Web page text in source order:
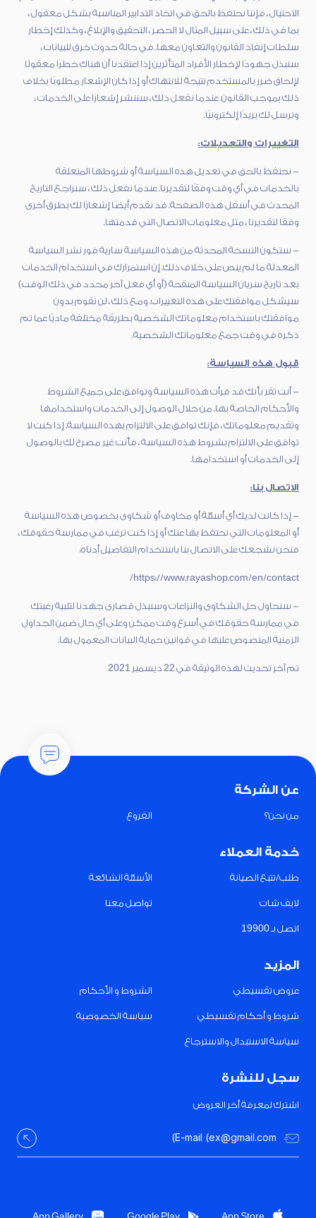
الاحتيال ، فإننا نحتفظ بالحق في اتخاذ التدابير المناسبة بشكل معقول ،
بما في ذلك ، على سبيل المثال لا الحصر ، التحقيق والإبلاغ ، وكذلك إخطار
سلطات إنفاذ القانون والتعاون معها. في حالة حدوث خرق للبيانات ،
سنبذل جهودًا لإخطار الأفراد المتأثرين إذا اعتقدنا أن هناك خطرًا معقولًا
لإلحاق ضرر بالمستخدم نتيجة للانتهاك أو إذا كان الإشعار مطلوبًا بخلاف
ذلك بموجب القانون. عندما نفعل ذلك ، سننشر إشعارًا على الخدمات ،
ونرسل لك بريدًا إلكترونيًا.
التغييرات والتعديلات:
- نحتفظ بالحق في تعديل هذه السياسة أو شروطها المتعلقة
بالخدمات في أي وقت وفقًا لتقديرنا. عندما نفعل ذلك ، سنراجع التاريخ
المحدث في أسفل هذه الصفحة. قد نقدم أيضًا إشعارًا لك بطرق أخرى
وفقًا لتقديرنا ، مثل معلومات الاتصال التي قدمتها.
- ستكون النسخة المحدثة من هذه السياسة سارية فور نشر السياسة
المعدلة ما لم ينص على خلاف ذلك. إن استمرارك في استخدام الخدمات
بعد تاريخ سريان السياسة المنقحة (أو أي فعل آخر محدد في ذلك الوقت)
سيشكل موافقتك على هذه التغييرات. ومع ذلك ، لن نقوم بدون
موافقتك باستخدام معلوماتك الشخصية بطريقة مختلفة ماديًا عما تم
ذكره في وقت جمع معلوماتك الشخصية.
قبول هذه السياسة:
- أنت تقر بأنك قد قرأت هذه السياسة وتوافق على جميع الشروط
والأحكام الخاصة بها. من خلال الوصول إلى الخدمات واستخدامها
وتقديم معلوماتك ، فإنك توافق على الالتزام بهذه السياسة. إذا كنت لا
توافق على الالتزام بشروط هذه السياسة ، فأنت غير مصرح لك بالوصول
إلى الخدمات أو استخدامها.
الاتصال بنا:
- إذا كانت لديك أي أسئلة أو مخاوف أو شكاوى بخصوص هذه السياسة
أو المعلومات التي نحتفظ بها عنك أو إذا كنت ترغب في ممارسة حقوقك ،
فنحن نشجعك على الاتصال بنا باستخدام التفاصيل أدناه:
https://www.rayashop.com/en/contact/
- سنحاول حل الشكاوى والنزاعات وسنبذل قصارى جهدنا لتلبية رغبتك
في ممارسة حقوقك في أسرع وقت ممكن وعلى أي حال ضمن الجداول
الزمنية المنصوص عليها في قوانين حماية البيانات المعمول بها.
تم آخر تحديث لهذه الوثيقة في 22 ديسمبر 2021
عن الشركة
من نحن؟ الفروع
خدمة العملاء
طلب/تتبع الصيانة الأسئلة الشائعة
لايف شات تواصل معنا
اتصل بـ 19900
المزيد
عروض تقسيطي الشروط و الأحكام
شروط و أحكام تقسيطي سياسة الخصوصية
سياسة الاستبدال والاسترجاع
سجل للنشرة
اشترك لمعرفة أخر العروض